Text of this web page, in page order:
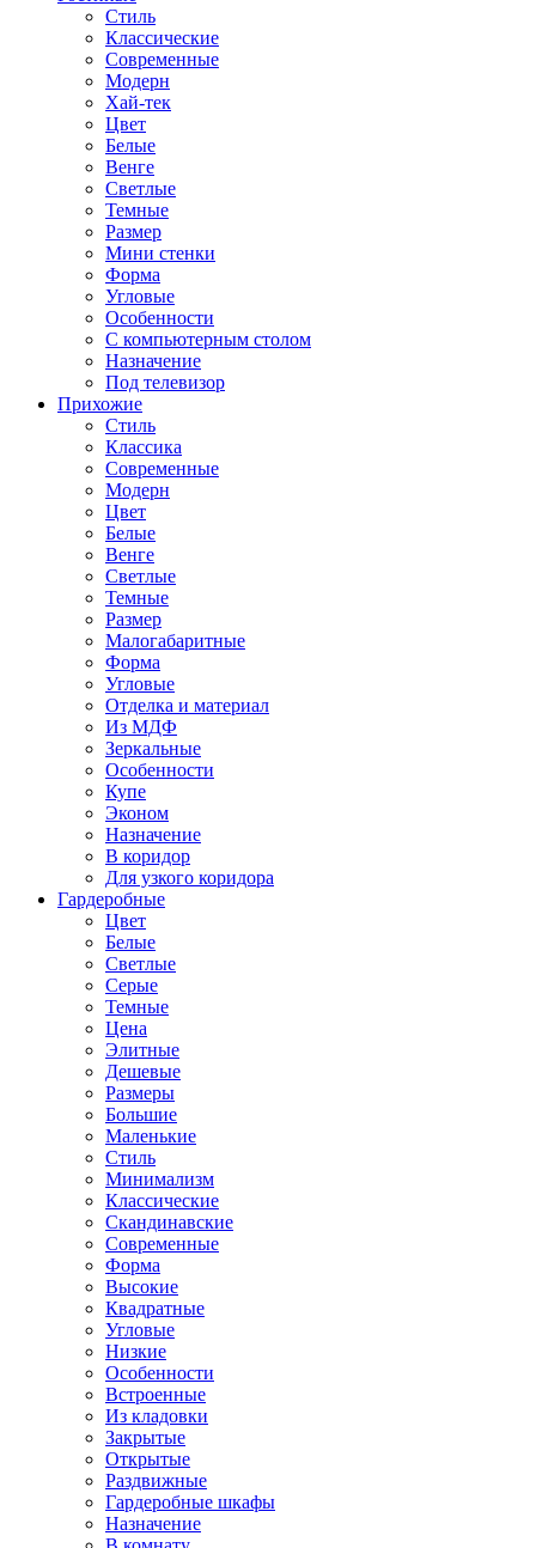
Стиль
Классические
Современные
Модерн
Хай-тек
Цвет
Белые
Венге
Светлые
Темные
Размер
Мини стенки
Форма
Угловые
Особенности
С компьютерным столом
Назначение
Под телевизор
Прихожие
Стиль
Классика
Современные
Модерн
Цвет
Белые
Венге
Светлые
Темные
Размер
Малогабаритные
Форма
Угловые
Отделка и материал
Из МДФ
Зеркальные
Особенности
Купе
Эконом
Назначение
В коридор
Для узкого коридора
Гардеробные
Цвет
Белые
Светлые
Серые
Темные
Цена
Элитные
Дешевые
Размеры
Большие
Маленькие
Стиль
Минимализм
Классические
Скандинавские
Современные
Форма
Высокие
Квадратные
Угловые
Низкие
Особенности
Встроенные
Из кладовки
Закрытые
Открытые
Раздвижные
Гардеробные шкафы
Назначение